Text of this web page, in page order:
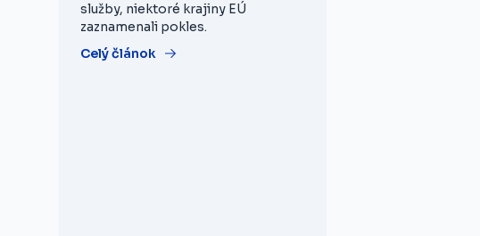
služby, niektoré krajiny EÚ
zaznamenali pokles.
Celý článok